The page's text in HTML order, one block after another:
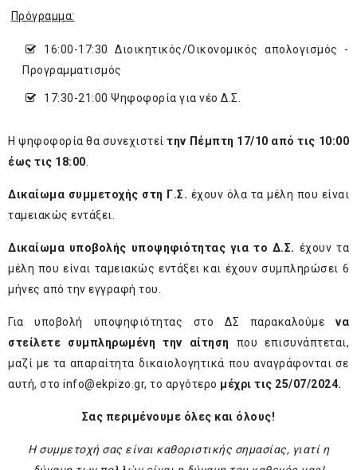
Πρόγραμμα:
16:00-17:30 Διοικητικός/Οικονομικός απολογισμός -
Προγραμματισμός
17:30-21:00 Ψηφοφορία για νέο Δ.Σ.
Η ψηφοφορία θα συνεχιστείτην Πέμπτη 17/10 από τις 10:00
έως τις 18:00.
Δικαίωμα συμμετοχής στη Γ.Σ. έχουν όλα τα μέλη που είναι
ταμειακώς εντάξει.
Δικαίωμα υποβολής υποψηφιότητας για το Δ.Σ. έχουν τα
μέλη που είναι ταμειακώς εντάξει και έχουν συμπληρώσει 6
μήνες από την εγγραφή του.
Για υποβολή υποψηφιότητας στο ΔΣ παρακαλούμε να
στείλετε συμπληρωμένη την αίτηση που επισυνάπτεται,
μαζί με τα απαραίτητα δικαιολογητικά που αναγράφονται σε
αυτή, στο info@ekpizo.gr, το αργότερο μέχρι τις 25/07/2024.
Σας περιμένουμε όλες και όλους!
Η συμμετοχή σας είναι καθοριστικής σημασίας, γιατί η